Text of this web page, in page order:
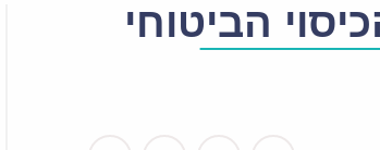
הביטוחי